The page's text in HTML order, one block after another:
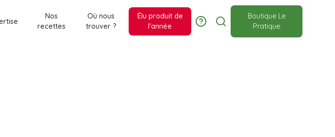
Nos
recettes
Où nous
trouver ?
Élu produit de
l'année
Boutique Le
Pratique